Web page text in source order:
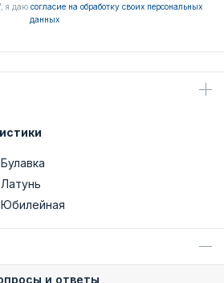
я даю согласие на обработку своих персональных
данных
Булавка
Латунь
Юбилейная
и ответы